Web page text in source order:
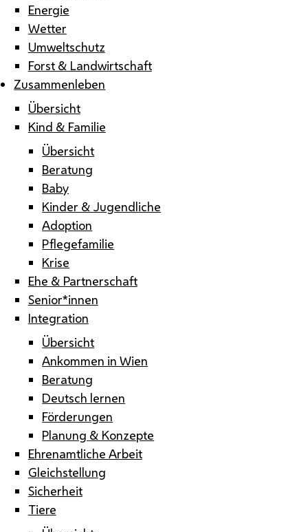
Energie
Wetter
Umweltschutz
Forst & Landwirtschaft
Zusammenleben
Übersicht
Kind & Familie
Übersicht
Beratung
Baby
Kinder & Jugendliche
Adoption
Pflegefamilie
Krise
Ehe & Partnerschaft
Senior*innen
Integration
Übersicht
Ankommen in Wien
Beratung
Deutsch lernen
Förderungen
Planung & Konzepte
Ehrenamtliche Arbeit
Gleichstellung
Sicherheit
Tiere